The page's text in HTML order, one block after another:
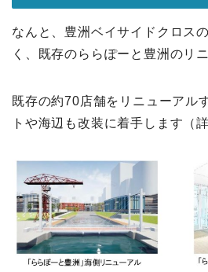
なんと、豊洲ベイサイドクロス
く、既存のららぽーと豊洲のリ
既存の約70店舗をリニューアル
トや海辺も改装に着手します（